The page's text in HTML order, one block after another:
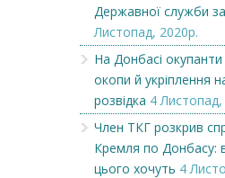
Державної служби
Листопад, 2020р.
На Донбасі
окопи й укріплення
розвідка 4 Листопад,
Член ТКГ розкрив
Кремля по Донбасу:
цього хочуть 4